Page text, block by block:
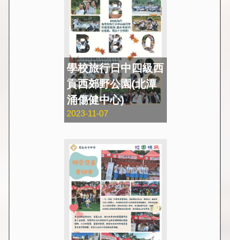
學校旅行日中四級西
貢西郊野公園(北潭
涌傷健中心)
2023-11-07